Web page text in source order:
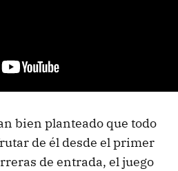
bien planteado que todo
de él desde el primer
de entrada, el juego